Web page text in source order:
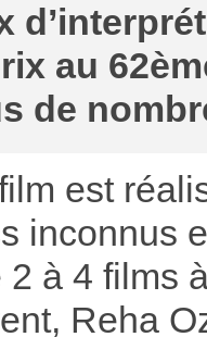
au
de
est
inconnus
2 à 4 films
Reha